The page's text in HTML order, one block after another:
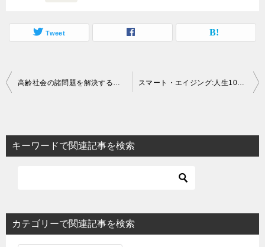
Tweet
投
ビ
ゲ
ョ
ン
高齢社会の諸問題を解決するために、今企業がとるべきアクション スマート・エイジング:人生100年時代の加齢観と社会課題解決アプローチ
キーワードで関連記事を検索
カテゴリーで関連記事を検索